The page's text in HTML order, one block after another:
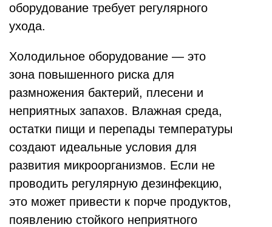
оборудование требует регулярного
ухода.
Холодильное оборудование — это
зона повышенного риска для
размножения бактерий, плесени и
неприятных запахов. Влажная среда,
остатки пищи и перепады температуры
создают идеальные условия для
развития микроорганизмов. Если не
проводить регулярную дезинфекцию,
это может привести к порче продуктов,
появлению стойкого неприятного